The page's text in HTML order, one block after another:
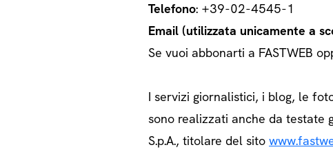
Telefono: +39-02-4545-1
Email (utilizzata unicamente a
Se vuoi abbonarti a FASTWEB
I servizi giornalistici, i blog, le
sono realizzati anche da testate
S.p.A., titolare del sito